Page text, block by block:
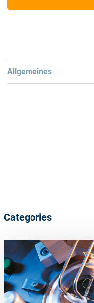
Allgemeines
Satisloh provides
products up to
Materials
the AR chamber
Benefits
Evaporants for
Easy to handle
Categories